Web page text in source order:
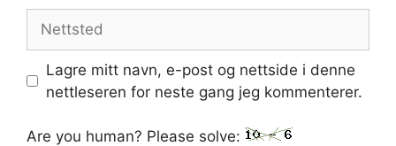
Lagre mitt navn, e-post og nettside i denne
nettleseren for neste gang jeg kommenterer.
Are you human? Please solve: